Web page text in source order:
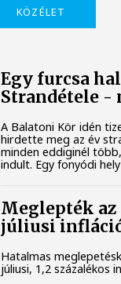
KÖZÉLET
Egy furcsa
Strandétele -
A Balatoni Kör idén
hirdette meg az év
minden eddiginél
indult. Egy fonyódi
Meglepték az
júliusi
Hatalmas
júliusi, 1,2 százalékos